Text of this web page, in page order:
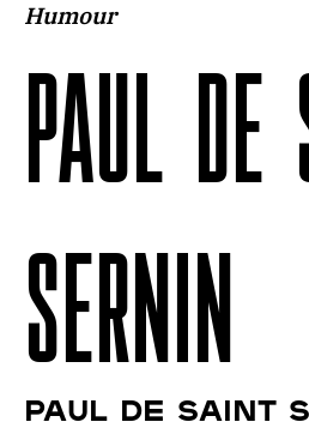
Humour
PAUL
SERNIN
PAUL DE SAINT